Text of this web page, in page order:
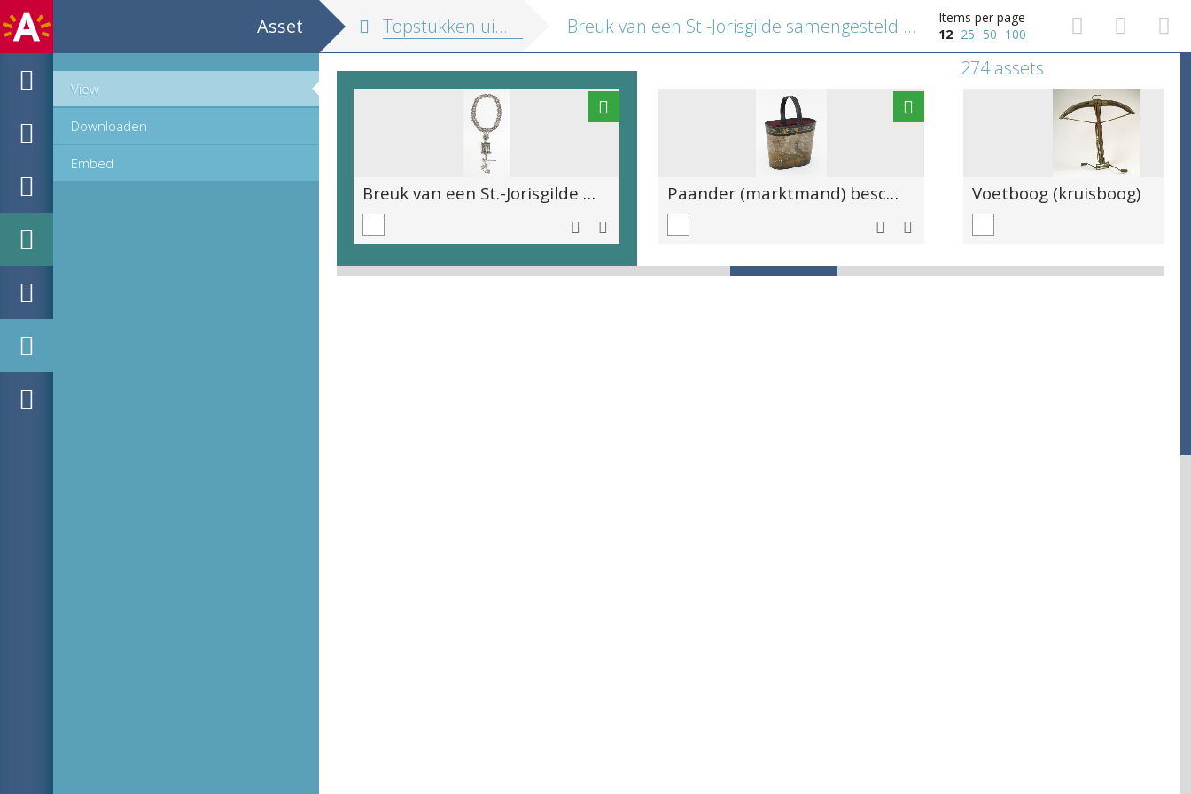
Asset
View
Downloaden
Embed
Topstukken uit de rijke MAS collectie Breuk van een St.-Jorisgilde samengesteld uit een krans van 20 schakels met medaillon, borstplaat en gekroonde vogel
Items per page
12 25 50 100
274 assets
Breuk van een St.-Jorisgilde samengesteld uit een krans van 20 schakels met medaillon, borstplaat en gekroonde vogel Paander (marktmand) beschilderd met pauwen en bloemen Voetboog (kruisboog)